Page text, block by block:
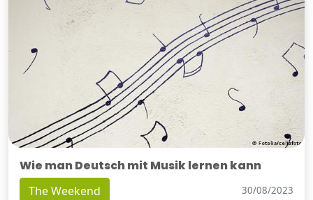
Wie man Deutsch mit Musik lernen kann
The Weekend 30/08/2023